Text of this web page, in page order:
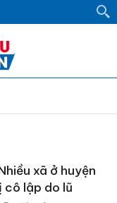
xã ở huyện
cô lập do lũ